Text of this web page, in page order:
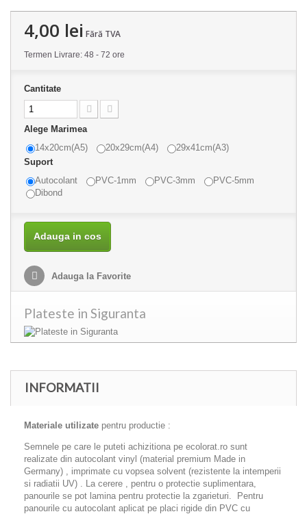
4,00 lei Fără TVA
Termen Livrare: 48 - 72 ore
Cantitate
Alege Marimea
14x20cm(A5)
20x29cm(A4)
29x41cm(A3)
Suport
Autocolant
PVC-1mm PVC-3mm
PVC-5mm
Dibond
Adauga in cos
Adauga la Favorite
Plateste in Siguranta
INFORMATII
Materiale utilizate pentru productie :
Semnele pe care le puteti achizitiona pe ecolorat.ro sunt
realizate din autocolant vinyl (material premium Made in
Germany) , imprimate cu vopsea solvent (rezistente la intemperii
si radiatii UV) . La cerere , pentru o protectie suplimentara,
panourile se pot lamina pentru protectie la zgarieturi. Pentru
panourile cu autocolant aplicat pe placi rigide din PVC cu